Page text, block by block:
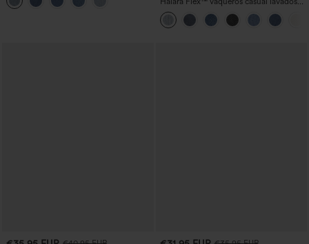
asimétricos de tiro bajo con bolsillos
con cremallera, corte baggy y pierna
ancha